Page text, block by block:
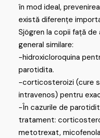
în mod ideal,
există diferențe
Sjögren la copii față
general similare:
-hidroxicloroquina
parotidita.
-corticosteroizi (cure
intravenos) pentru
-În cazurile de
tratament:
metotrexat,